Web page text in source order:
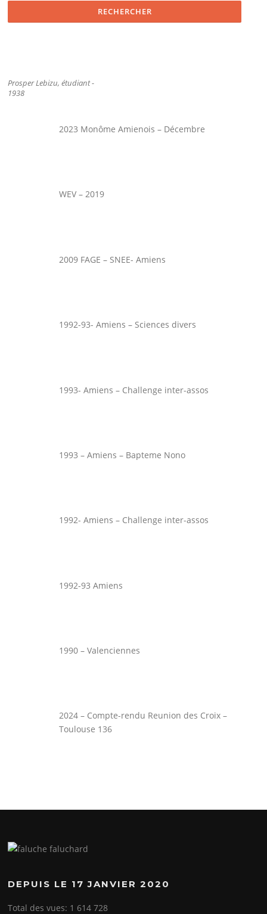
Prosper Lebizu, étudiant -
1938
2023 Monôme Amienois – Décembre
WEV – 2019
2009 FAGE – SNEE- Amiens
1992-93- Amiens – Sciences divers
1993- Amiens – Challenge inter-assos
1993 – Amiens – Bapteme Nono
1992- Amiens – Challenge inter-assos
1992-93 Amiens
1990 – Valenciennes
2024 – Compte-rendu Reunion des Croix –
Toulouse 136
DEPUIS LE 17 JANVIER 2020
Total des vues: 1 614 728